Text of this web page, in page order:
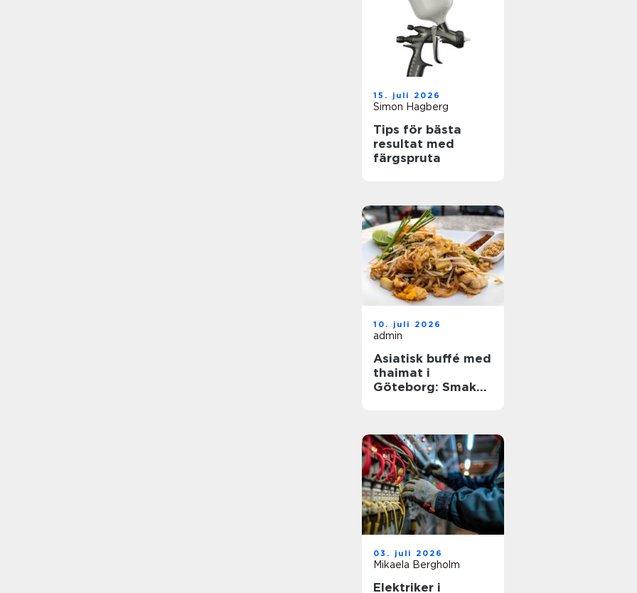
15. juli 2026
Simon Hagberg
Tips för bästa
resultat med
färgspruta
10. juli 2026
admin
Asiatisk buffé med
thaimat i
Göteborg: Smaker,
03. juli 2026
Mikaela Bergholm
Elektriker i